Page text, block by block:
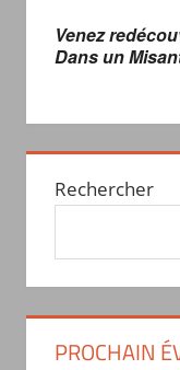
Venez
Dans un
Rechercher
PROCHAIN